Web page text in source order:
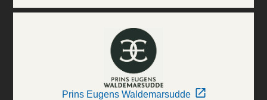
Prins Eugens Waldemarsudde